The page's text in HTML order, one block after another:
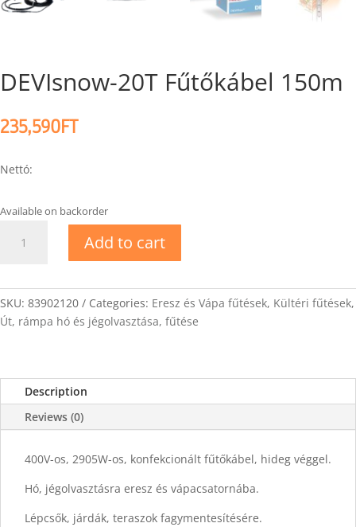
DEVIsnow-20T Fűtőkábel 150m
235,590FT
Nettó:
Available on backorder
quantity
Add to cart
SKU: 83902120 Categories: Eresz és Vápa fűtések, Kültéri fűtések,
Út, rámpa hó és jégolvasztása, fűtése
Description
Reviews (0)
400V-os, 2905W-os, konfekcionált fűtőkábel, hideg véggel.
Hó, jégolvasztásra eresz és vápacsatornába.
Lépcsők, járdák, teraszok fagymentesítésére.